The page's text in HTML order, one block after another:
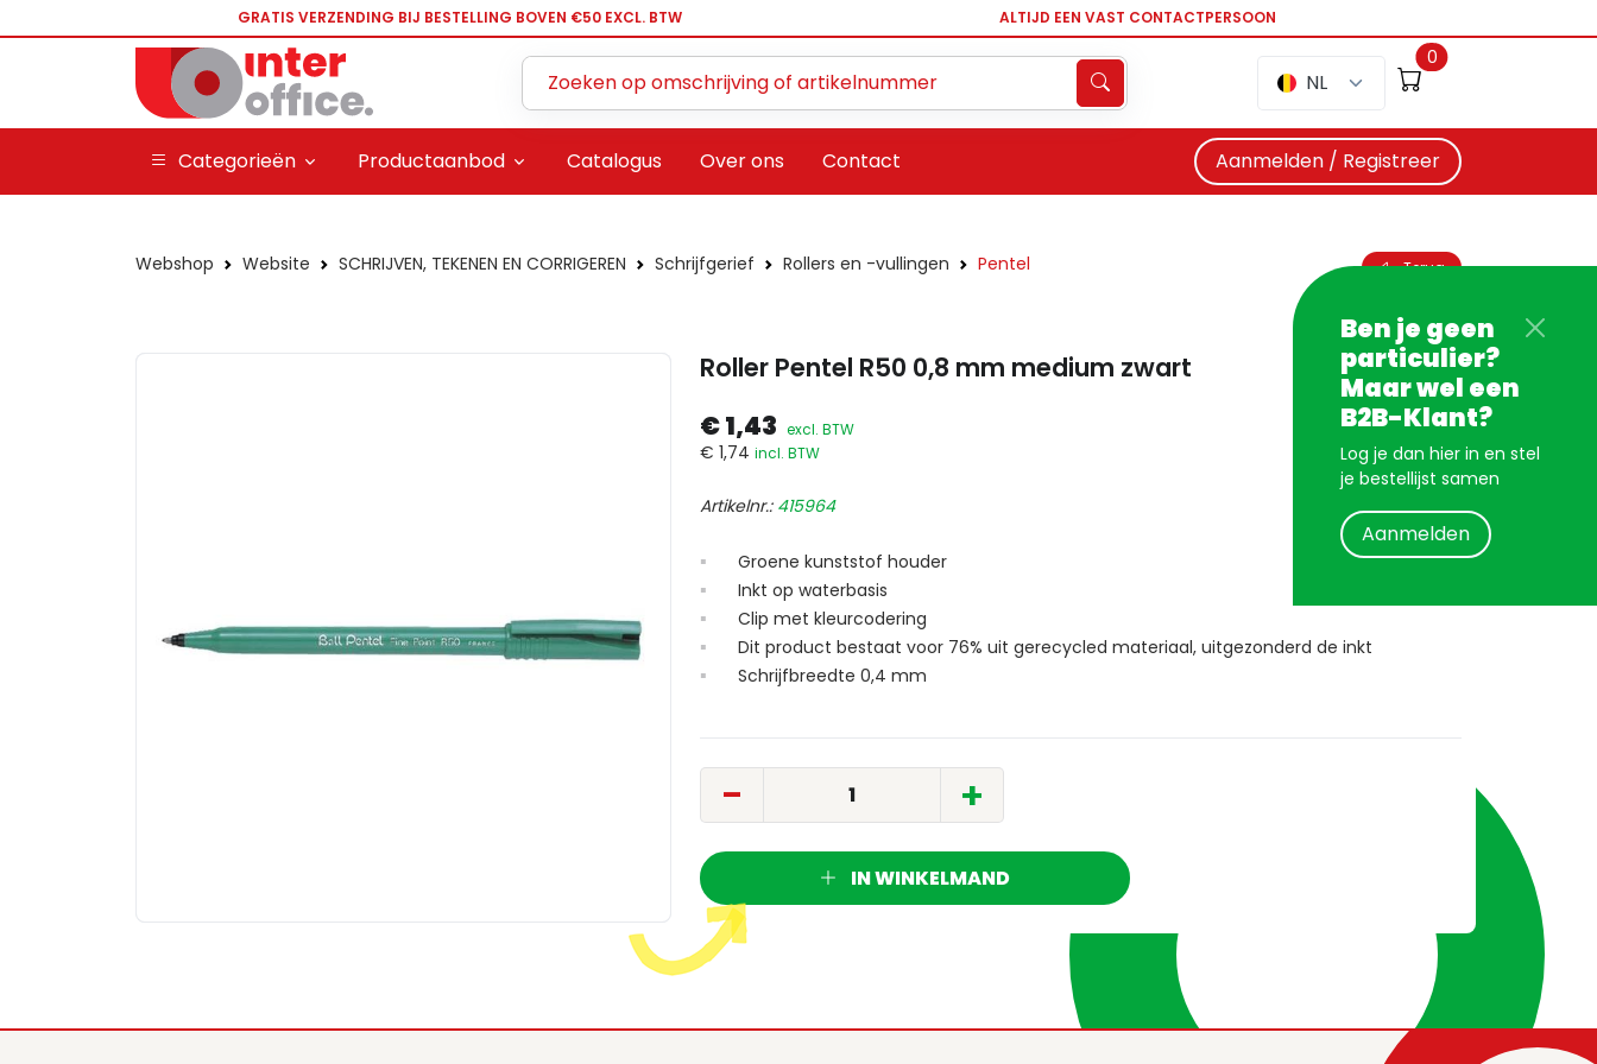
GRATIS VERZENDING BIJ BESTELLING BOVEN €50 EXCL. BTW ALTIJD EEN VAST CONTACTPERSOON
NL
0
Categorieën Productaanbod Catalogus Over ons Contact Aanmelden / Registreer
Ben je geen
particulier?
Maar wel een
B2B-Klant?
Log je dan hier in en stel
je bestellijst samen
Aanmelden
Webshop Website SCHRIJVEN, TEKENEN EN CORRIGEREN Schrijfgerief Rollers en -vullingen Pentel Terug
Roller Pentel R50 0,8 mm medium zwart
€ 1,43 excl. BTW
€ 1,74 incl. BTW
Artikelnr.: 415964
Groene kunststof houder
Inkt op waterbasis
Clip met kleurcodering
Dit product bestaat voor 76% uit gerecycled materiaal, uitgezonderd de inkt
Schrijfbreedte 0,4 mm
- +
IN WINKELMAND